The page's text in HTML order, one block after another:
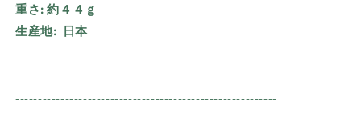
重さ: 約４４ｇ
生産地:
日本
----------------------------------------------------------